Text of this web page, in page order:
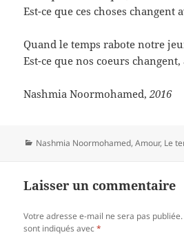
Est-ce que ces choses changent
Quand le temps rabote notre
Est-ce que nos coeurs changent,
Nashmia Noormohamed,2016
Catégories
Nashmia Noormohamed,Amour, Le
Laisser un commentaire
Votre adresse e-mail ne sera pas publiée.
sont indiqués avec*